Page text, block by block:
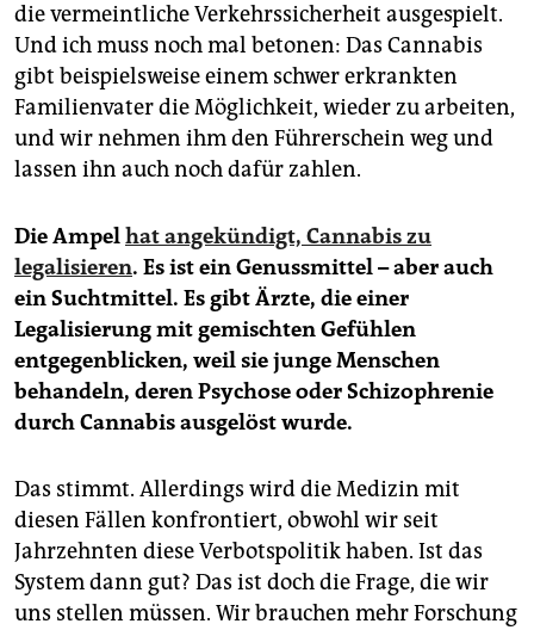
die vermeintliche Verkehrssicherheit ausgespielt.
Und ich muss noch mal betonen: Das Cannabis
gibt beispielsweise einem schwer erkrankten
Familienvater die Möglichkeit, wieder zu arbeiten,
und wir nehmen ihm den Führerschein weg und
lassen ihn auch noch dafür zahlen.
Die Ampelhat angekündigt, Cannabis zu
legalisieren. Es ist ein Genuss­mittel – aber auch
ein Suchtmittel. Es gibt Ärzte, die einer
Legalisierung mit gemischten Gefühlen
entgegenblicken, weil sie junge Menschen
behandeln, deren Psychose oder Schizophrenie
durch Cannabis ausgelöst wurde.
Das stimmt. Allerdings wird die Medizin mit
diesen Fällen konfrontiert, obwohl wir seit
Jahrzehnten diese Ver­bots­po­li­tik haben. Ist das
System dann gut? Das ist doch die Frage, die wir
uns stellen müssen. Wir brauchen mehr Forschung